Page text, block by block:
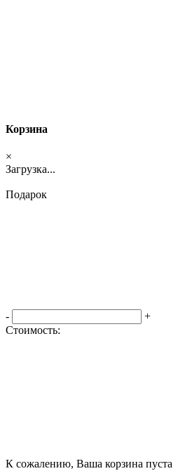
Корзина
×
Загрузка...
Подарок
-
+
Стоимость:
К сожалению, Ваша корзина пуста